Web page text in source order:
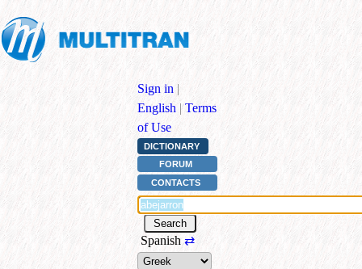
Sign in |
English | Terms
of Use
DICTIONARY
FORUM
CONTACTS
Spanish ⇄